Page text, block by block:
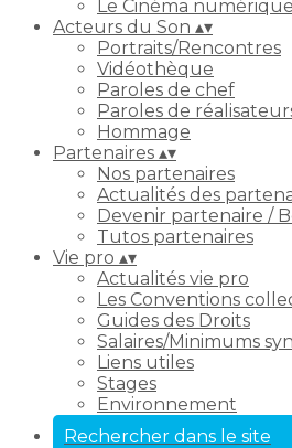
Le Cinéma numérique
Acteurs du Son ▴▾
Portraits/Rencontres
Vidéothèque
Paroles de chef
Paroles de
Hommage
Partenaires ▴▾
Nos partenaires
Actualités des
Devenir partenaire /
Tutos partenaires
Vie pro ▴▾
Actualités vie pro
Les Conventions
Guides des Droits
Salaires/Minimums
Liens utiles
Stages
Environnement
Rechercher dans le site